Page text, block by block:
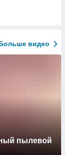
видео
пылевой